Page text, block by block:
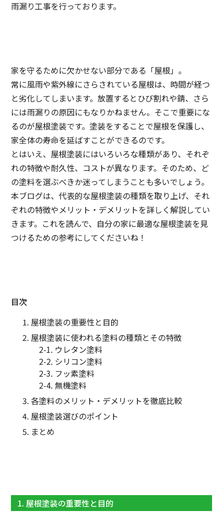
雨漏り工事を行っております。
家を守るために欠かせない部分である「屋根」。
常に風雨や紫外線にさらされている屋根は、時間が経つ
と劣化してしまいます。放置するとひび割れや錆、さら
には雨漏りの原因にもなりかねません。そこで重要にな
るのが屋根塗装です。塗装をすることで屋根を保護し、
家全体の寿命を延ばすことができるのです。
とはいえ、屋根塗装にはいろいろな種類があり、それぞ
れの特徴や耐久性、コストが異なります。そのため、ど
の塗料を選ぶべきか迷ってしまうことも多いでしょう。
本ブログは、代表的な屋根塗装の種類を取り上げ、それ
ぞれの特徴やメリット・デメリットを詳しく解説してい
きます。これを読んで、自分の家に最適な屋根塗装を見
つけるための参考にしてくださいね！
目次
屋根塗装の重要性と目的
屋根塗装に使われる塗料の種類とその特徴
2-1. ウレタン塗料
2-2. シリコン塗料
2-3. フッ素塗料
2-4. 無機塗料
各塗料のメリット・デメリットを徹底比較
屋根塗装選びのポイント
まとめ
1. 屋根塗装の重要性と目的